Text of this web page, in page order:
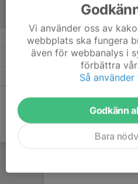
ALLA ÅR
Säsongen 25/26
Säsongen 24/25
Vi använder oss av
webbplats ska fungera
även för webbanalys i
förbättra
Så
Godkänn
Bara